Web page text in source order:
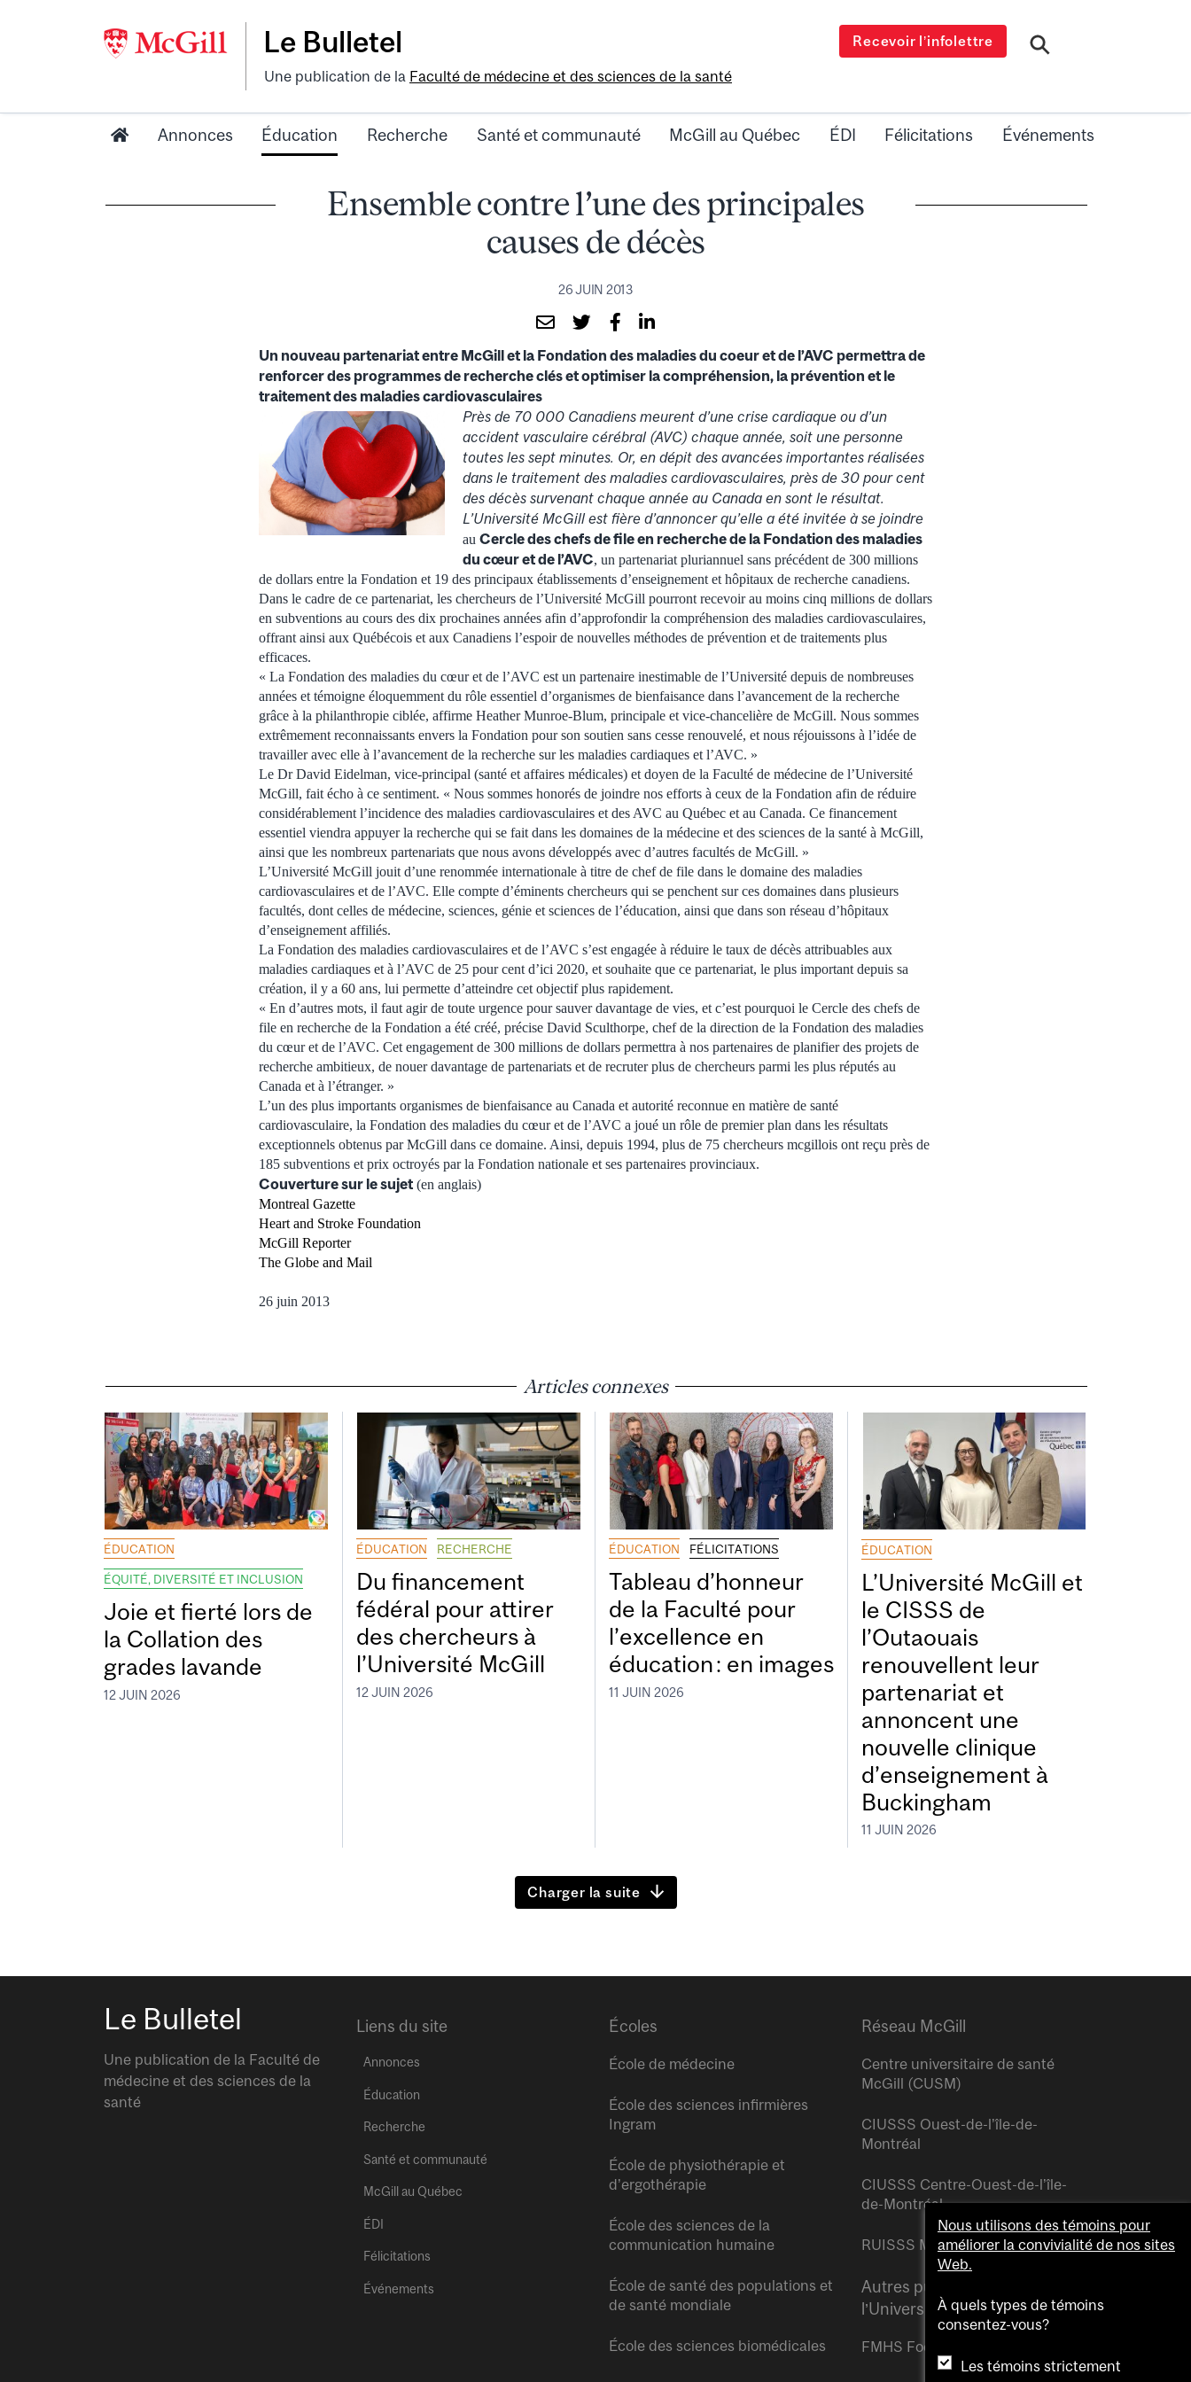
Le Bulletel
Une publication de la Faculté de médecine et des sciences de la santé
Recevoir l’infolettre
Annonces Éducation Recherche Santé et communauté McGill au Québec ÉDI Félicitations Événements
Ensemble contre l’une des principales
causes de décès
26 JUIN 2013
Un nouveau partenariat entre McGill et la Fondation des maladies du coeur et de l’AVC permettra de
renforcer des programmes de recherche clés et optimiser la compréhension, la prévention et le
traitement des maladies cardiovasculaires
Près de 70 000 Canadiens meurent d’une crise cardiaque ou d’un
accident vasculaire cérébral (AVC) chaque année, soit une personne
toutes les sept minutes. Or, en dépit des avancées importantes réalisées
dans le traitement des maladies cardiovasculaires, près de 30 pour cent
des décès survenant chaque année au Canada en sont le résultat.
L’Université McGill est fière d’annoncer qu’elle a été invitée à se joindre
au Cercle des chefs de file en recherche de la Fondation des maladies
du cœur et de l’AVC, un partenariat pluriannuel sans précédent de 300 millions
de dollars entre la Fondation et 19 des principaux établissements d’enseignement et hôpitaux de recherche canadiens.
Dans le cadre de ce partenariat, les chercheurs de l’Université McGill pourront recevoir au moins cinq millions de dollars
en subventions au cours des dix prochaines années afin d’approfondir la compréhension des maladies cardiovasculaires,
offrant ainsi aux Québécois et aux Canadiens l’espoir de nouvelles méthodes de prévention et de traitements plus
efficaces.
« La Fondation des maladies du cœur et de l’AVC est un partenaire inestimable de l’Université depuis de nombreuses
années et témoigne éloquemment du rôle essentiel d’organismes de bienfaisance dans l’avancement de la recherche
grâce à la philanthropie ciblée, affirme Heather Munroe-Blum, principale et vice-chancelière de McGill. Nous sommes
extrêmement reconnaissants envers la Fondation pour son soutien sans cesse renouvelé, et nous réjouissons à l’idée de
travailler avec elle à l’avancement de la recherche sur les maladies cardiaques et l’AVC. »
Le Dr David Eidelman, vice-principal (santé et affaires médicales) et doyen de la Faculté de médecine de l’Université
McGill, fait écho à ce sentiment. « Nous sommes honorés de joindre nos efforts à ceux de la Fondation afin de réduire
considérablement l’incidence des maladies cardiovasculaires et des AVC au Québec et au Canada. Ce financement
essentiel viendra appuyer la recherche qui se fait dans les domaines de la médecine et des sciences de la santé à McGill,
ainsi que les nombreux partenariats que nous avons développés avec d’autres facultés de McGill. »
L’Université McGill jouit d’une renommée internationale à titre de chef de file dans le domaine des maladies
cardiovasculaires et de l’AVC. Elle compte d’éminents chercheurs qui se penchent sur ces domaines dans plusieurs
facultés, dont celles de médecine, sciences, génie et sciences de l’éducation, ainsi que dans son réseau d’hôpitaux
d’enseignement affiliés.
La Fondation des maladies cardiovasculaires et de l’AVC s’est engagée à réduire le taux de décès attribuables aux
maladies cardiaques et à l’AVC de 25 pour cent d’ici 2020, et souhaite que ce partenariat, le plus important depuis sa
création, il y a 60 ans, lui permette d’atteindre cet objectif plus rapidement.
« En d’autres mots, il faut agir de toute urgence pour sauver davantage de vies, et c’est pourquoi le Cercle des chefs de
file en recherche de la Fondation a été créé, précise David Sculthorpe, chef de la direction de la Fondation des maladies
du cœur et de l’AVC. Cet engagement de 300 millions de dollars permettra à nos partenaires de planifier des projets de
recherche ambitieux, de nouer davantage de partenariats et de recruter plus de chercheurs parmi les plus réputés au
Canada et à l’étranger. »
L’un des plus importants organismes de bienfaisance au Canada et autorité reconnue en matière de santé
cardiovasculaire, la Fondation des maladies du cœur et de l’AVC a joué un rôle de premier plan dans les résultats
exceptionnels obtenus par McGill dans ce domaine. Ainsi, depuis 1994, plus de 75 chercheurs mcgillois ont reçu près de
185 subventions et prix octroyés par la Fondation nationale et ses partenaires provinciaux.
Couverture sur le sujet (en anglais)
Montreal Gazette
Heart and Stroke Foundation
McGill Reporter
The Globe and Mail
26 juin 2013
Articles connexes
ÉDUCATION
ÉQUITÉ, DIVERSITÉ ET INCLUSION
Joie et fierté lors de
la Collation des
grades lavande
12 JUIN 2026
ÉDUCATION RECHERCHE
Du financement
fédéral pour attirer
des chercheurs à
l’Université McGill
12 JUIN 2026
ÉDUCATION FÉLICITATIONS
Tableau d’honneur
de la Faculté pour
l’excellence en
éducation : en images
11 JUIN 2026
ÉDUCATION
L’Université McGill et
le CISSS de
l’Outaouais
renouvellent leur
partenariat et
annoncent une
nouvelle clinique
d’enseignement à
Buckingham
11 JUIN 2026
Charger la suite
Le Bulletel
Une publication de la Faculté de
médecine et des sciences de la
santé
Liens du site
Annonces
Éducation
Recherche
Santé et communauté
McGill au Québec
ÉDI
Félicitations
Événements
Écoles
École de médecine
École des sciences infirmières
Ingram
École de physiothérapie et
d’ergothérapie
École des sciences de la
communication humaine
École de santé des populations et
de santé mondiale
École des sciences biomédicales
Réseau McGill
Centre universitaire de santé
McGill (CUSM)
CIUSSS Ouest-de-l’île-de-
Montréal
CIUSSS Centre-Ouest-de-l’île-
de-Montréal
RUISSS McGill
Autres publications de
l’Université McGill
FMHS Focus
Nous utilisons des témoins pour
améliorer la convivialité de nos sites
Web.
À quels types de témoins
consentez-vous?
Les témoins strictement